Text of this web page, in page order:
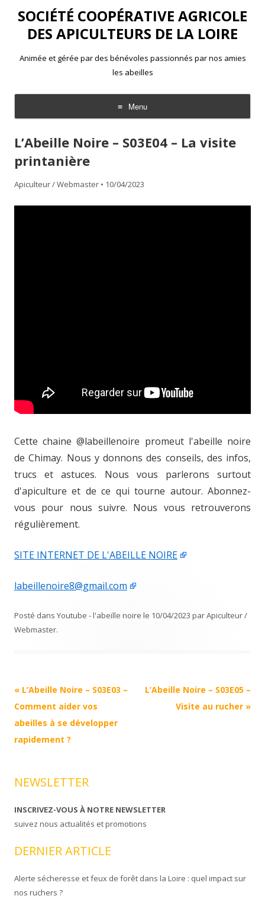
SOCIÉTÉ COOPÉRATIVE AGRICOLE
DES APICULTEURS DE LA LOIRE
Animée et gérée par des bénévoles passionnés par nos amies
les abeilles
Menu
Aller
contenu
L’Abeille Noire – S03E04 – La visite
printanière
Apiculteur / Webmaster • 10/04/2023
Cette chaine @labeillenoire promeut l'abeille noire
de Chimay. Nous y donnons des conseils, des infos,
trucs et astuces. Nous vous parlerons surtout
d'apiculture et de ce qui tourne autour. Abonnez-
vous pour nous suivre. Nous vous retrouverons
régulièrement.
SITE INTERNET DE L'ABEILLE NOIRE
labeillenoire8@gmail.com
Posté dans Youtube - l'abeille noire le 10/04/2023 parApiculteur /
Webmaster.
Navigation
Article
« L’Abeille Noire – S03E03 –
Comment aider vos
abeilles à se développer
rapidement ?
L’Abeille Noire – S03E05 –
Visite au rucher »
NEWSLETTER
INSCRIVEZ-VOUS À NOTRE NEWSLETTER
suivez nous actualités et promotions
DERNIER ARTICLE
Alerte sécheresse et feux de forêt dans la Loire : quel impact sur
nos ruchers ?